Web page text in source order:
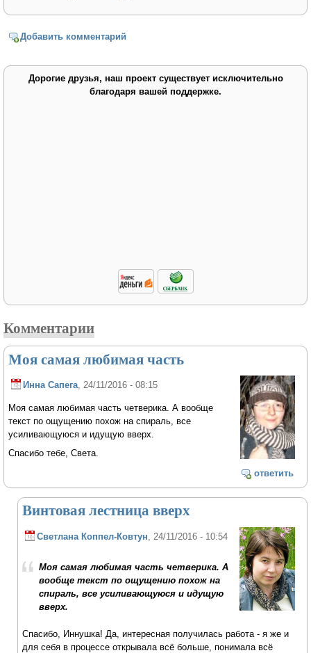
Добавить комментарий
Дорогие друзья, наш проект существует исключительно
благодаря вашей поддержке.
Комментарии
Моя самая любимая часть
Инна Сапега, 24/11/2016 - 08:15
Моя самая любимая часть четверика. А вообще
текст по ощущению похож на спираль, все
усиливающуюся и идущую вверх.
Спасибо тебе, Света.
ответить
Винтовая лестница вверх
Светлана Коппел-Ковтун , 24/11/2016 - 10:54
Моя самая любимая часть четверика. А
вообще текст по ощущению похож на
спираль, все усиливающуюся и идущую
вверх.
Спасибо, Иннушка! Да, интересная получилась работа - я же и
для себя в процессе открывала всё больше, понимала всё